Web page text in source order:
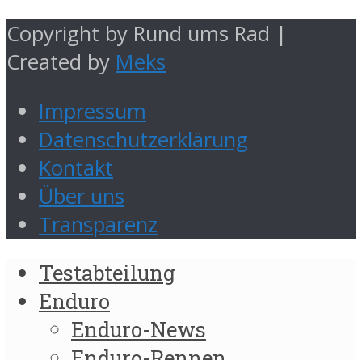
Copyright by Rund ums Rad |
Created by Meks
Impressum
Datenschutzerklärung
Kontakt
Über uns
Transparenz
Testabteilung
Enduro
Enduro-News